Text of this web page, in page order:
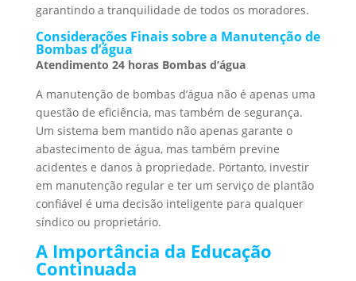
garantindo a tranquilidade de todos os moradores.
Considerações Finais sobre a Manutenção de
Bombas d’água
Atendimento 24 horas Bombas d’água
A manutenção de bombas d’água não é apenas uma
questão de eficiência, mas também de segurança.
Um sistema bem mantido não apenas garante o
abastecimento de água, mas também previne
acidentes e danos à propriedade. Portanto, investir
em manutenção regular e ter um serviço de plantão
confiável é uma decisão inteligente para qualquer
síndico ou proprietário.
A Importância da Educação
Continuada